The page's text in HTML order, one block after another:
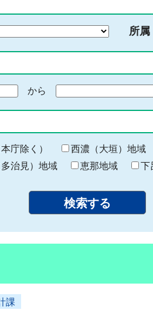
所属
から
終
わ
り
庁除く） 西濃（大垣）地域
治見）地域 恵那地域 下
課